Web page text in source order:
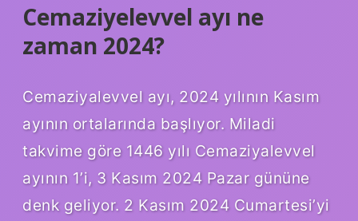
Cemaziyelevvel ayı ne
zaman 2024?
Cemaziyalevvel ayı, 2024 yılının Kasım
ayının ortalarında başlıyor. Miladi
takvime göre 1446 yılı Cemaziyalevvel
ayının 1’i, 3 Kasım 2024 Pazar gününe
denk geliyor. 2 Kasım 2024 Cumartesi’yi